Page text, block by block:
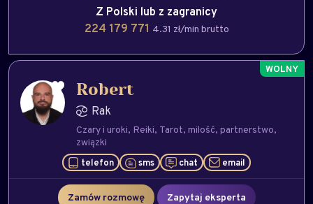
Z Polski lub z zagranicy
224 179 771 4.31 zł/min brutto
Robert
Rak
Czary i uroki Reiki Tarot milość partnerstwo
związki
telefon sms chat email
Zamów rozmowę Zapytaj eksperta